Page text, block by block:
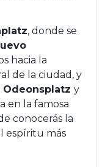
, donde se
hacia la
de la ciudad, y
Odeonsplatz y
en la famosa
conocerás la
espíritu más